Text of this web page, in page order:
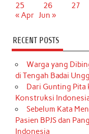
25
26 27
« Apr Jun »
RECENT POSTS
Warga yang
di Tengah Badai
Dari Gunting Pita
Konstruksi
Sebelum Kata
Pasien BPJS dan
Indonesia